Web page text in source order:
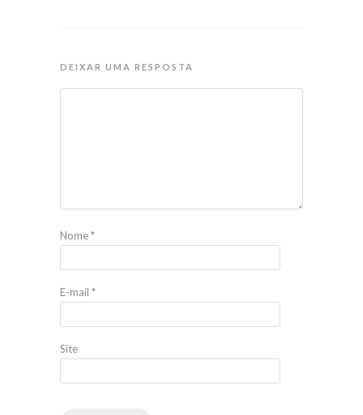
DEIXAR UMA RESPOSTA
Nome*
E-mail *
Site